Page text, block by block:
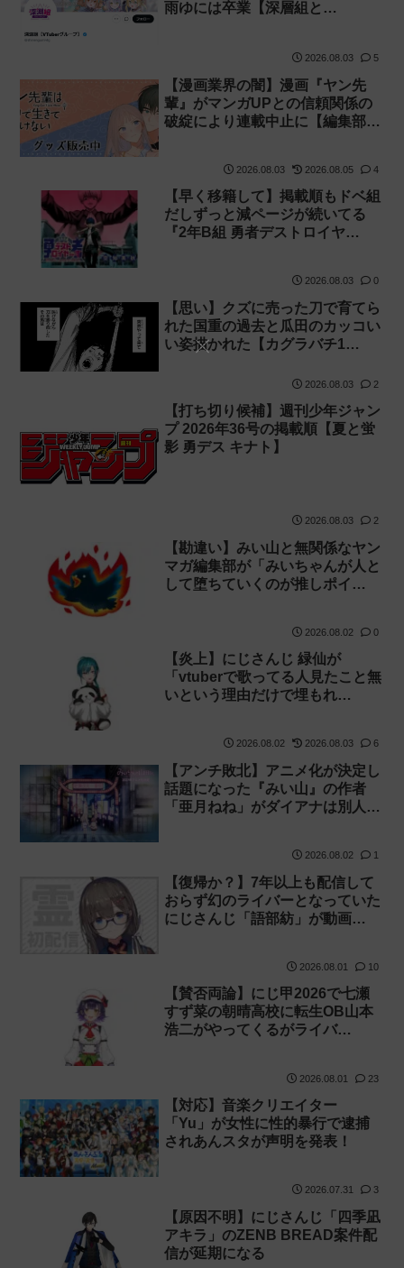
雨ゆには卒業【深層組と…
2026.08.03 5
【漫画業界の闇】漫画『ヤン先
輩』がマンガUPとの信頼関係の
破綻により連載中止に【編集部…
2026.08.03 2026.08.05 4
【早く移籍して】掲載順もドベ組
だしずっと減ページが続いてる
『2年B組 勇者デストロイヤ…
2026.08.03 0
【思い】クズに売った刀で育てら
れた国重の過去と瓜田のカッコい
い姿描かれた【カグラバチ1…
2026.08.03 2
【打ち切り候補】週刊少年ジャン
プ 2026年36号の掲載順【夏と蛍
影 勇デス キナト】
2026.08.03 2
【勘違い】みい山と無関係なヤン
マガ編集部が「みいちゃんが人と
して堕ちていくのが推しポイ…
2026.08.02 0
【炎上】にじさんじ 緑仙が
「vtuberで歌ってる人見たこと無
いという理由だけで埋もれ…
2026.08.02 2026.08.03 6
【アンチ敗北】アニメ化が決定し
話題になった『みい山』の作者
「亜月ねね」がダイアナは別人…
2026.08.02 1
【復帰か？】7年以上も配信して
おらず幻のライバーとなっていた
にじさんじ「語部紡」が動画…
2026.08.01 10
【賛否両論】にじ甲2026で七瀬
すず菜の朝晴高校に転生OB山本
浩二がやってくるがライバ…
2026.08.01 23
【対応】音楽クリエイター
「Yu」が女性に性的暴行で逮捕
されあんスタが声明を発表！
2026.07.31 3
【原因不明】にじさんじ「四季凪
アキラ」のZENB BREAD案件配
信が延期になる